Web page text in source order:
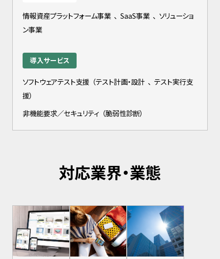
情報資産プラットフォーム事業 、 SaaS事業 、 ソリューショ
ン事業
導入サービス
ソフトウェアテスト支援 （テスト計画・設計 、 テスト実行支
援）
非機能要求／セキュリティ （脆弱性診断）
対応業界・業態